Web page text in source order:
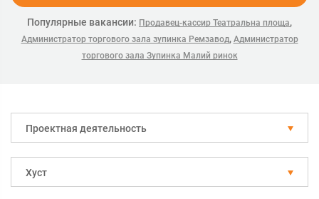
Популярные вакансии: Продавец-кассир Театральна площа,
Администратор торгового зала зупинка Ремзавод, Администратор
торгового зала Зупинка Малий ринок
Проектная деятельность
Хуст